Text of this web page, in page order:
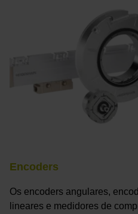
Encoders
Os encoders angulares,
lineares e medidores de